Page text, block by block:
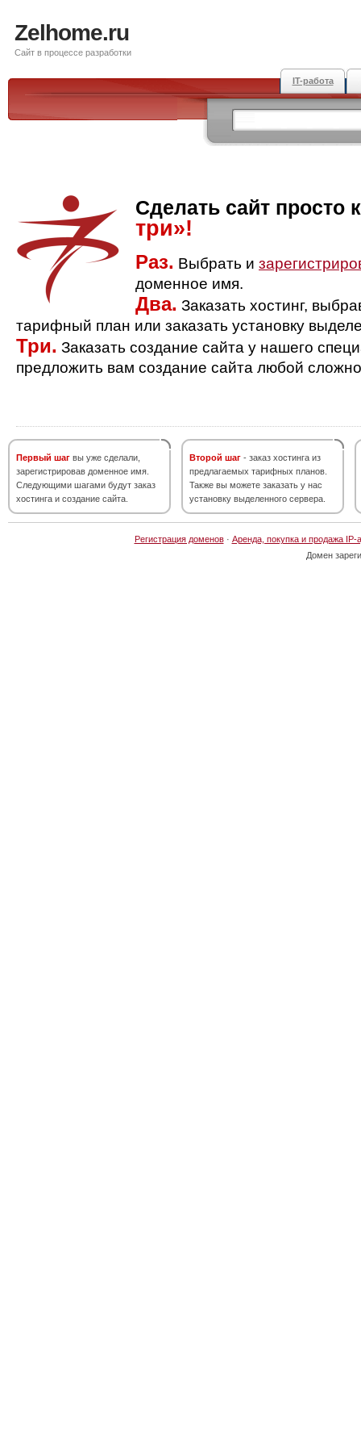
Zelhome.ru
Сайт в процессе разработки
IT-работа
Сделать сайт просто
три»!
Раз. Выбрать и
доменное имя.
Два. Заказать хостинг,
тарифный план или заказать установку
Три. Заказать создание сайта у нашего
предложить вам создание сайта любой
Первый шаг вы уже сделали,
зарегистрировав доменное имя.
Следующими шагами будут заказ
хостинга и создание сайта.
Второй шаг - заказ хостинга из
предлагаемых тарифных планов.
Также вы можете заказать у нас
установку выделенного сервера.
Регистрация доменов· Аренда, покупка и продажа IP-
Домен